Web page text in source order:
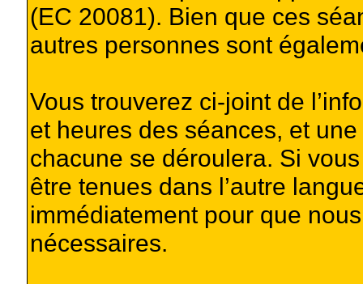
(EC 20081). Bien que ces
autres personnes sont
Vous trouverez ci-joint de
et heures des séances, et
chacune se déroulera. Si
être tenues dans l’autre
immédiatement pour que
nécessaires.